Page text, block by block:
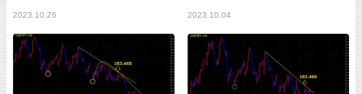
2023.10.26 2023.10.04